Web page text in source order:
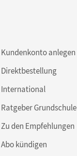
Kundenkonto anlegen
Direktbestellung
International
Ratgeber Grundschule
Zu den Empfehlungen
Abo kündigen